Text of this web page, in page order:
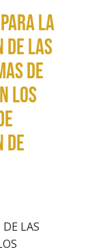
LA
DE LAS
DE
LOS
DE
LAS